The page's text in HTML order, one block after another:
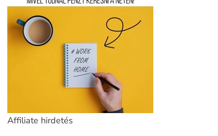
Affiliate hirdetés